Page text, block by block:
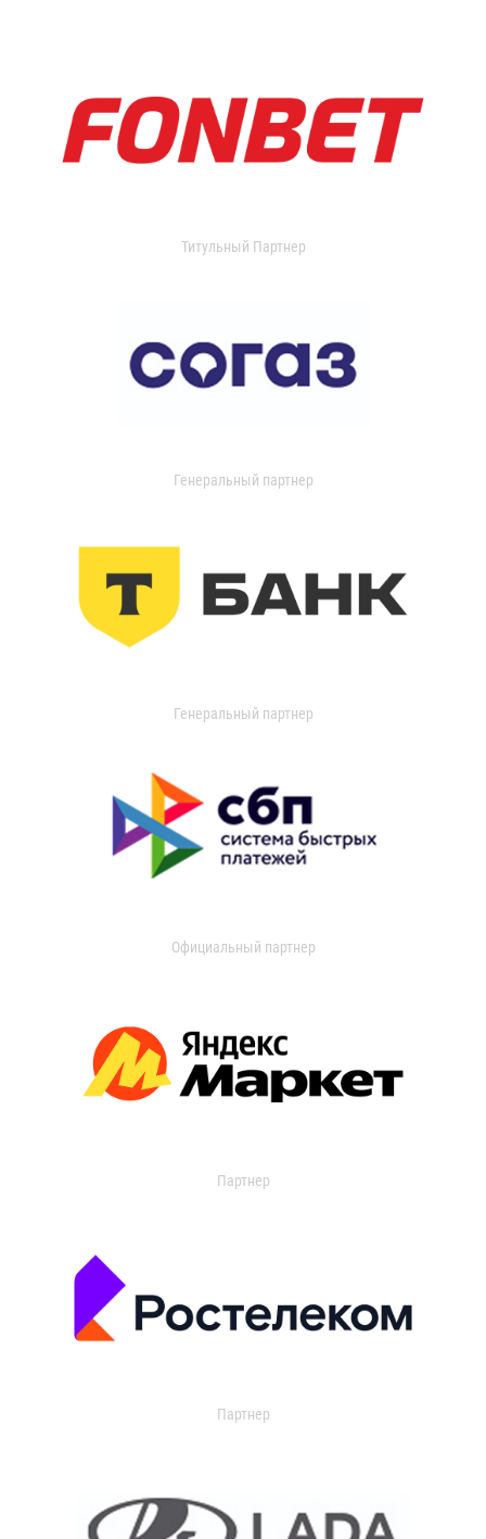
Титульный Партнер
Генеральный партнер
Генеральный партнер
Официальный партнер
Партнер
Партнер